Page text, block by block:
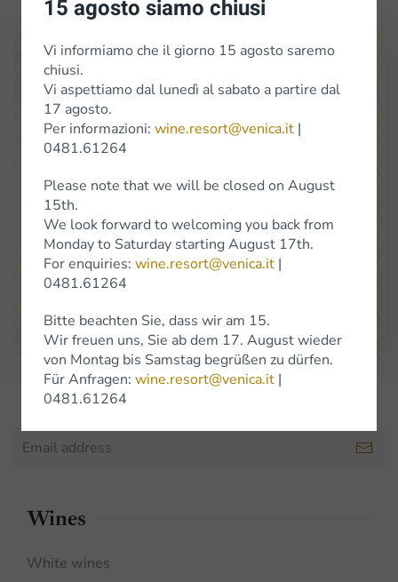
Venica& VenicaDi GianniVenicaeC.S.S.SocietàAgricola
(+39) 0481 61264
info@venica.it wine.resort@venica.it
The shop is open Monday to Saturday, 9.30 a.m. to 6 p.m.
On Saturdays in January, the shop will be closed.
Google Maps
Subscribe to Newsletter
Wines
White wines
15 agosto siamo chiusi
Vi informiamo che il giorno 15 agosto saremo
chiusi.
Vi aspettiamo dal lunedì al sabato a partire dal
17 agosto.
Per informazioni: wine.resort@venica.it |
0481.61264
Please note that we will be closed on August
15th.
We look forward to welcoming you back from
Monday to Saturday starting August 17th.
For enquiries: wine.resort@venica.it |
0481.61264
Bitte beachten Sie, dass wir am 15.
Wir freuen uns, Sie ab dem 17. August wieder
von Montag bis Samstag begrüßen zu dürfen.
Für Anfragen: wine.resort@venica.it |
0481.61264